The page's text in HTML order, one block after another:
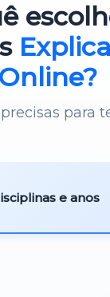
Ciclo
Online?
para
e anos